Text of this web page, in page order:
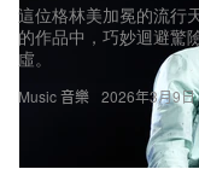
Music 音樂
這位格林美加冕的流行
的作品中，巧妙迴避驚
虛。
2026年3月9日